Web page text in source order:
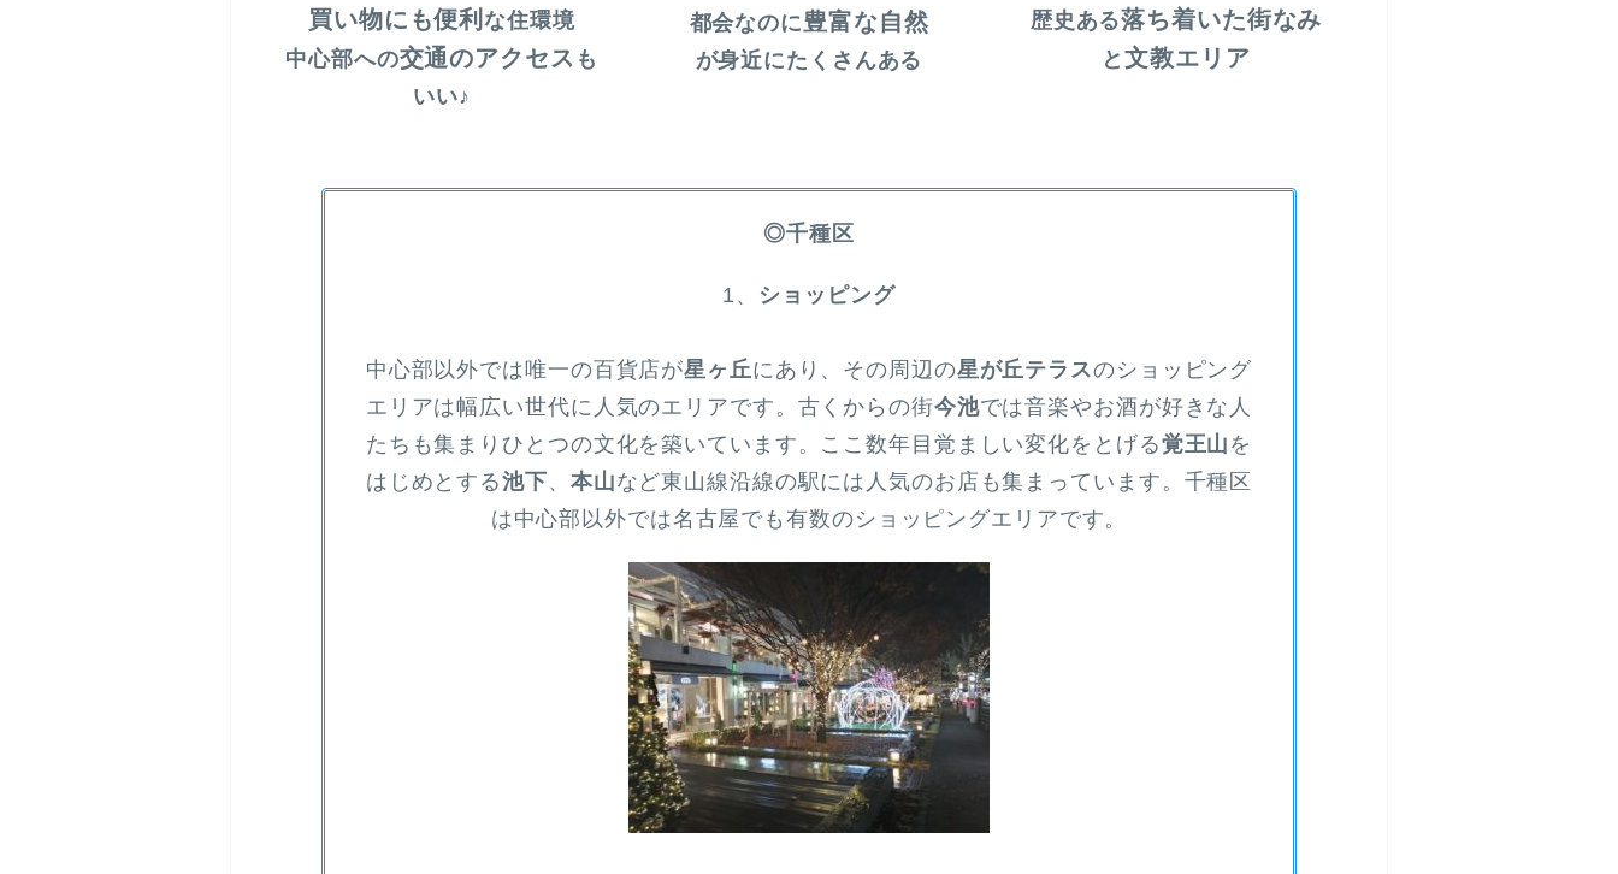
買い物にも便利な住環境
中心部への交通のアクセス も
いい♪
都会なのに豊富な自然
が身近にたくさんある
歴史ある落ち着いた街なみ
と文教エリア
◎千種区
1、 ショッピング
中心部以外では唯一の百貨店が星ヶ丘にあり、その周辺の星が丘テラスのショッピング
エリアは幅広い世代に人気のエリアです。古くからの街今池では音楽やお酒が好きな人
たちも集まりひとつの文化を築いています。ここ数年目覚ましい変化をとげる覚王山 を
はじめとする池下、 本山など東山線沿線の駅には人気のお店も集まっています。千種区
は中心部以外では名古屋でも有数のショッピングエリアです。